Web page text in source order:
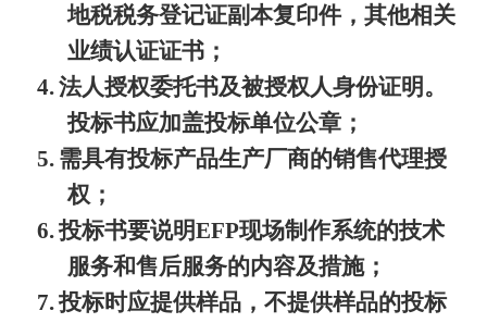
地税税务登记证副本复印件，其他相关
业绩认证证书；
4.法人授权委托书及被授权人身份证明。
投标书应加盖投标单位公章；
5. 需具有投标产品生产厂商的销售代理授
权；
6.投标书要说明EFP现场制作系统的技术
服务和售后服务的内容及措施；
7.投标时应提供样品，不提供样品的投标